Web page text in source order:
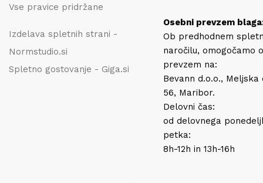
Vse pravice pridržane
Izdelava spletnih strani -
Normstudio.si
Spletno gostovanje - Giga.si
Osebni prevzem
Ob predhodnem
naročilu, omogočamo
prevzem na:
Bevann d.o.o., Meljska
56, Maribor.
Delovni čas:
od delovnega
petka:
8h-12h in 13h-16h